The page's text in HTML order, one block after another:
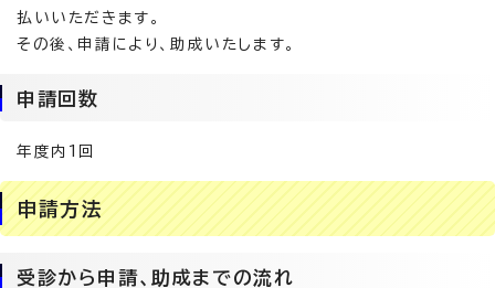
払いいただきます。
その後、申請により、助成いたします。
申請回数
年度内1回
申請方法
受診から申請、助成までの流れ